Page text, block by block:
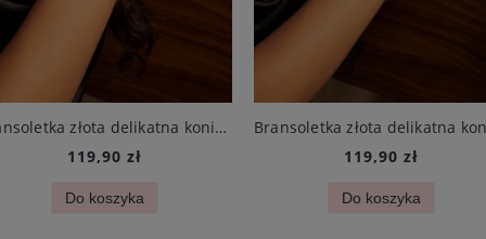
Bransoletka złota delikatna koniczynka mini czarna i cyrkonie stal chirurgiczna
119,90 zł
Do koszyka
119,90 zł
Do koszyka